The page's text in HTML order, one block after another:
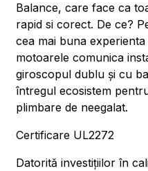
Balance, care face ca
rapid si corect. De ce?
cea mai buna
motoarele comunica
giroscopul dublu și cu
întregul ecosistem
plimbare de neegalat.
Certificare UL2272
Datorită investițiilor în